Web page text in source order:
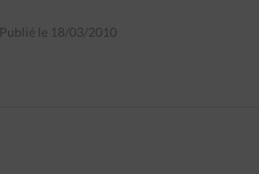
Publié le 18/03/2010